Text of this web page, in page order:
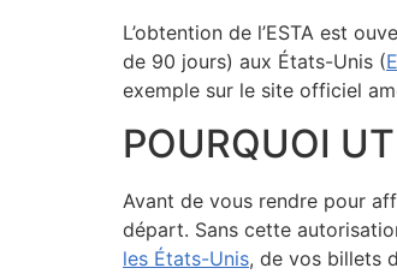
L’obtention de l’ESTA est
de 90 jours) aux États-Unis (
exemple sur le site officiel
POURQUOI
Avant de vous rendre pour
départ. Sans cette
les États-Unis, de vos billets